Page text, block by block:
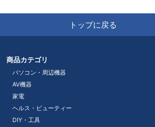
トップに戻る
商品カテゴリ
パソコン・周辺機器
AV機器
家電
ヘルス・ビューティー
DIY・工具